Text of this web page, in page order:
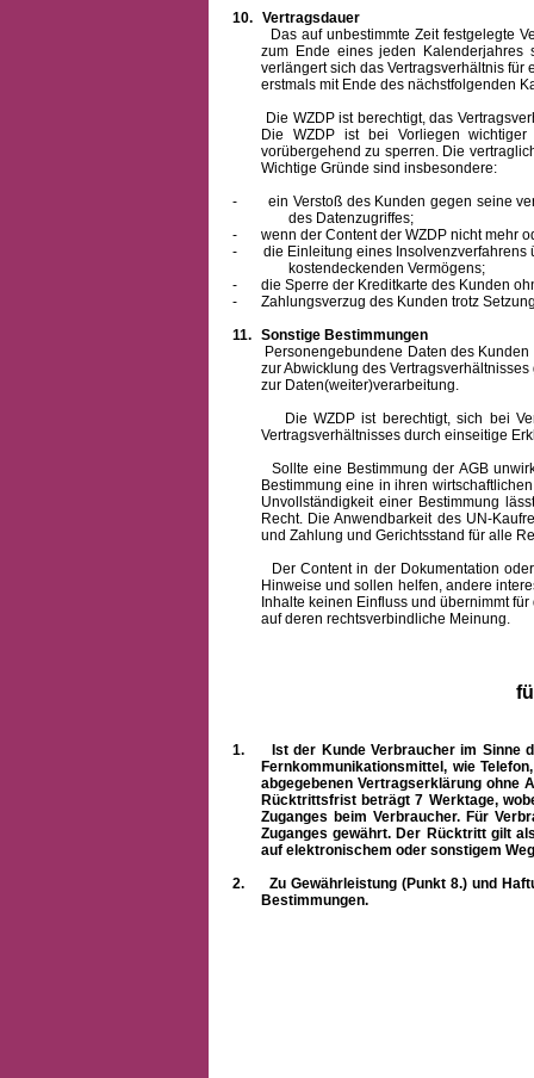
10. Vertragsdauer
Das auf unbestimmte Zeit festgelegte
zum Ende eines jeden Kalenderjahres
verlängert sich das Vertragsverhältnis
erstmals mit Ende des nächstfolgenden
Die WZDP ist berechtigt, das
Die WZDP ist bei Vorliegen
vorübergehend zu sperren. Die
Wichtige Gründe sind insbesondere:
-
ein Verstoß des Kunden gegen seine
des Datenzugriffes;
-
wenn der Content der WZDP nicht mehr
-
die Einleitung eines
kostendeckenden Vermögens;
-
die Sperre der Kreditkarte des Kunden
-
Zahlungsverzug des Kunden trotz
11. Sonstige Bestimmungen
Personengebundene Daten des Kunden
zur Abwicklung des
zur Daten(weiter)verarbeitung.
Die WZDP ist berechtigt, sich bei
Vertragsverhältnisses durch einseitige
Sollte eine Bestimmung der AGB
Bestimmung eine in ihren
Unvollständigkeit einer Bestimmung
Recht. Die Anwendbarkeit des UN-
und Zahlung und Gerichtsstand für alle
Der Content in der Dokumentation oder
Hinweise und sollen helfen, andere
Inhalte keinen Einfluss und übernimmt
auf deren rechtsverbindliche Meinung.
1.
Ist der Kunde Verbraucher im Sinne
Fernkommunikationsmittel, wie
abgegebenen Vertragserklärung ohne
Rücktrittsfrist beträgt 7 Werktage,
Zuganges beim Verbraucher. Für
Zuganges gewährt. Der Rücktritt gilt
auf elektronischem oder sonstigem
2.
Zu Gewährleistung (Punkt 8.) und
Bestimmungen.